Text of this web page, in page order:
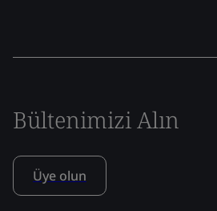
Bültenimizi Alın
Üye olun